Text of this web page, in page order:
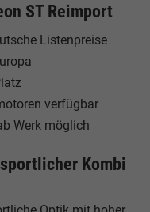
ST Reimport
Listenpreise
verfügbar
Werk möglich
Kombi